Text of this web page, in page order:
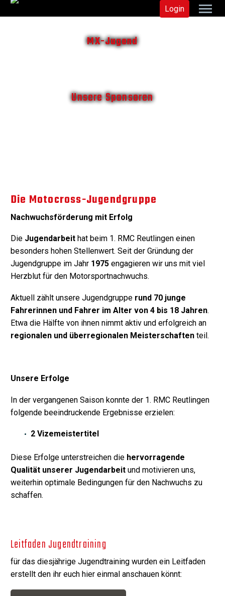
Login
MX-Jugend
Unsere Sponsoren
Die Motocross-Jugendgruppe
Nachwuchsförderung mit Erfolg
Die Jugendarbeit hat beim 1. RMC Reutlingen einen
besonders hohen Stellenwert. Seit der Gründung der
Jugendgruppe im Jahr 1975 engagieren wir uns mit viel
Herzblut für den Motorsportnachwuchs.
Aktuell zählt unsere Jugendgruppe rund 70 junge
Fahrerinnen und Fahrer im Alter von 4 bis 18 Jahren.
Etwa die Hälfte von ihnen nimmt aktiv und erfolgreich an
regionalen und überregionalen Meisterschaften teil.
Unsere Erfolge
In der vergangenen Saison konnte der 1. RMC Reutlingen
folgende beeindruckende Ergebnisse erzielen:
2 Vizemeistertitel
Diese Erfolge unterstreichen die hervorragende
Qualität unserer Jugendarbeit und motivieren uns,
weiterhin optimale Bedingungen für den Nachwuchs zu
schaffen.
Leitfaden Jugendtraining
für das diesjährige Jugendtraining wurden ein Leitfaden
erstellt den ihr euch hier einmal anschauen könnt: